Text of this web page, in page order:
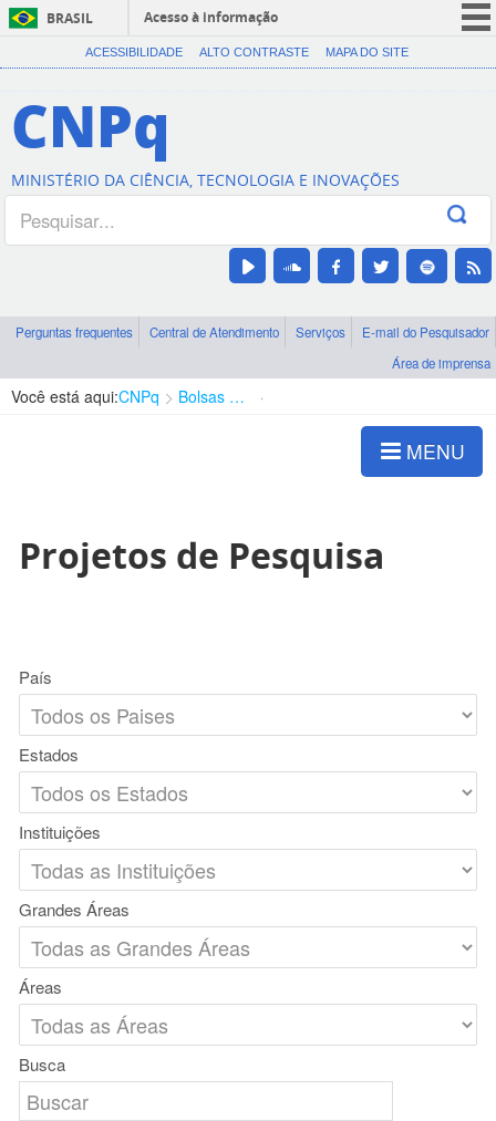
BRASIL
Acesso à informação
CORONAVÍRUS (COVID-19)
Canais
ACESSIBILIDADE ALTO CONTRASTE MAPA DO SITE
CNPq
MINISTÉRIO DA CIÊNCIA, TECNOLOGIA E INOVAÇÕES
Perguntas frequentes Central de Atendimento Serviços
E-mail do Pesquisador
Área de imprensa
Você está aqui:CNPq Bolsas e Auxílios Vigentes
MENU
Projetos de Pesquisa
País
Estados
Instituições
Grandes Áreas
Áreas
Busca